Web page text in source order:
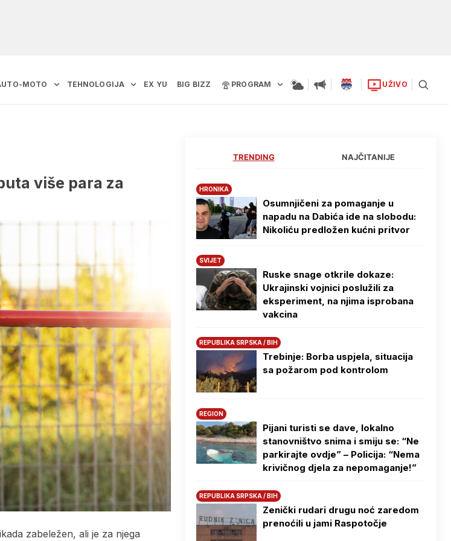
MOTO TEHNOLOGIJA EX YU BIG BIZZ PROGRAM UŽIVO
više para za
zabeležen, ali je za njega
TRENDING NAJČITANIJE
HRONIKA
Osumnjičeni za pomaganje u
napadu na Dabića ide na slobodu:
Nikoliću predložen kućni pritvor
SVIJET
Ruske snage otkrile dokaze:
Ukrajinski vojnici poslužili za
eksperiment, na njima isprobana
vakcina
REPUBLIKA SRPSKA / BIH
Trebinje: Borba uspjela, situacija
sa požarom pod kontrolom
REGION
Pijani turisti se dave, lokalno
stanovništvo snima i smiju se: “Ne
parkirajte ovdje” – Policija: “Nema
krivičnog djela za nepomaganje!”
REPUBLIKA SRPSKA / BIH
Zenički rudari drugu noć zaredom
prenoćili u jami Raspotočje